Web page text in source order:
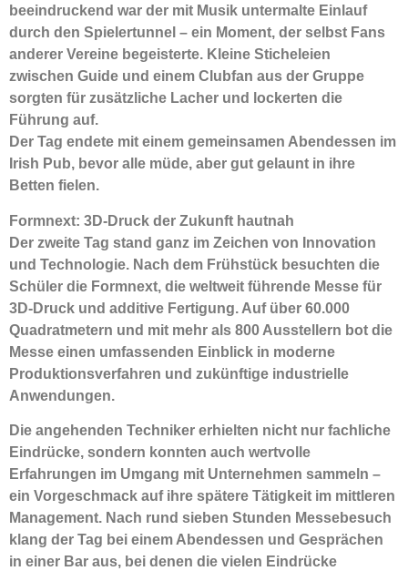
beeindruckend war der mit Musik untermalte Einlauf
durch den Spielertunnel – ein Moment, der selbst Fans
anderer Vereine begeisterte. Kleine Sticheleien
zwischen Guide und einem Clubfan aus der Gruppe
sorgten für zusätzliche Lacher und lockerten die
Führung auf.
Der Tag endete mit einem gemeinsamen Abendessen im
Irish Pub, bevor alle müde, aber gut gelaunt in ihre
Betten fielen.
Formnext: 3D-Druck der Zukunft hautnah
Der zweite Tag stand ganz im Zeichen von Innovation
und Technologie. Nach dem Frühstück besuchten die
Schüler die Formnext, die weltweit führende Messe für
3D-Druck und additive Fertigung. Auf über 60.000
Quadratmetern und mit mehr als 800 Ausstellern bot die
Messe einen umfassenden Einblick in moderne
Produktionsverfahren und zukünftige industrielle
Anwendungen.
Die angehenden Techniker erhielten nicht nur fachliche
Eindrücke, sondern konnten auch wertvolle
Erfahrungen im Umgang mit Unternehmen sammeln –
ein Vorgeschmack auf ihre spätere Tätigkeit im mittleren
Management. Nach rund sieben Stunden Messebesuch
klang der Tag bei einem Abendessen und Gesprächen
in einer Bar aus, bei denen die vielen Eindrücke